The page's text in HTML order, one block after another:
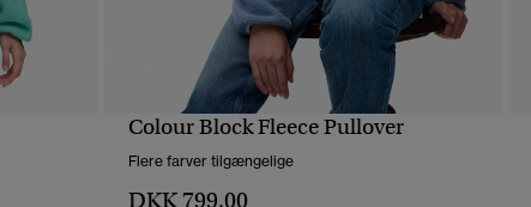
Colour Block Fleece Pullover
Flere farver tilgængelige
DKK 799,00